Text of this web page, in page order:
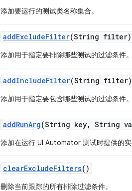
添加要运行的测试类名称集合。
addExcludeFilter(String filter)
添加用于指定要排除哪些测试的过滤条件。
addIncludeFilter(String filter)
添加用于指定要包含哪些测试的过滤条件。
addRunArg(String key, String
添加在运行 UI Automator 测试时提供的
clearExcludeFilters()
删除当前跟踪的所有排除过滤条件。